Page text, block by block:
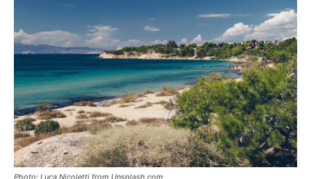
Photo: Luca Nicoletti from Unsplash.com